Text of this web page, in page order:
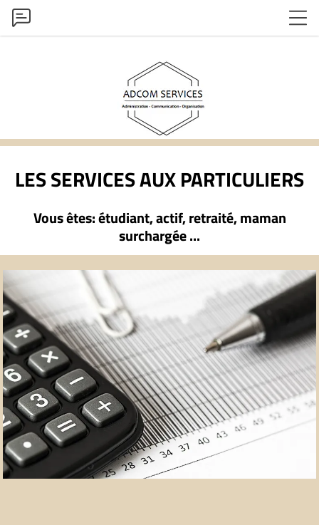
LES SERVICES AUX PARTICULIERS
Vous êtes: étudiant, actif, retraité, maman
surchargée ...